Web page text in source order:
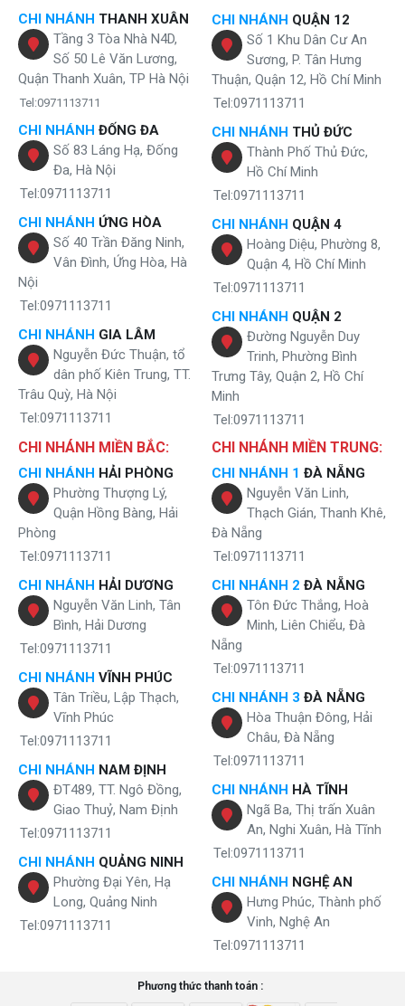
CHI NHÁNH THANH XUÂN
Tầng 3 Tòa Nhà N4D,
Số 50 Lê Văn Lương,
Quận Thanh Xuân, TP Hà Nội
Tel:0971113711
CHI NHÁNH ĐỐNG ĐA
Số 83 Láng Hạ, Đống
Đa, Hà Nội
Tel:0971113711
CHI NHÁNH ỨNG HÒA
Số 40 Trần Đăng Ninh,
Vân Đình, Ứng Hòa, Hà
Nội
Tel:0971113711
CHI NHÁNH GIA LÂM
Nguyễn Đức Thuận, tổ
dân phố Kiên Trung, TT.
Trâu Quỳ, Hà Nội
Tel:0971113711
CHI NHÁNH QUẬN 12
Số 1 Khu Dân Cư An
Sương, P. Tân Hưng
Thuận, Quận 12, Hồ Chí Minh
Tel:0971113711
CHI NHÁNH THỦ ĐỨC
Thành Phố Thủ Đức,
Hồ Chí Minh
Tel:0971113711
CHI NHÁNH QUẬN 4
Hoàng Diệu, Phường 8,
Quận 4, Hồ Chí Minh
Tel:0971113711
CHI NHÁNH QUẬN 2
Đường Nguyễn Duy
Trinh, Phường Bình
Trưng Tây, Quận 2, Hồ Chí
Minh
Tel:0971113711
CHI NHÁNH MIỀN BẮC:
CHI NHÁNH HẢI PHÒNG
Phường Thượng Lý,
Quận Hồng Bàng, Hải
Phòng
Tel:0971113711
CHI NHÁNH HẢI DƯƠNG
Nguyễn Văn Linh, Tân
Bình, Hải Dương
Tel:0971113711
CHI NHÁNH VĨNH PHÚC
Tân Triều, Lập Thạch,
Vĩnh Phúc
Tel:0971113711
CHI NHÁNH NAM ĐỊNH
ĐT489, TT. Ngô Đồng,
Giao Thuỷ, Nam Định
Tel:0971113711
CHI NHÁNH QUẢNG NINH
Phường Đại Yên, Hạ
Long, Quảng Ninh
Tel:0971113711
CHI NHÁNH MIỀN TRUNG:
CHI NHÁNH 1 ĐÀ NẴNG
Nguyễn Văn Linh,
Thạch Gián, Thanh Khê,
Đà Nẵng
Tel:0971113711
CHI NHÁNH 2 ĐÀ NẴNG
Tôn Đức Thắng, Hoà
Minh, Liên Chiểu, Đà
Nẵng
Tel:0971113711
CHI NHÁNH 3 ĐÀ NẴNG
Hòa Thuận Đông, Hải
Châu, Đà Nẵng
Tel:0971113711
CHI NHÁNH HÀ TĨNH
Ngã Ba, Thị trấn Xuân
An, Nghi Xuân, Hà Tĩnh
Tel:0971113711
CHI NHÁNH NGHỆ AN
Hưng Phúc, Thành phố
Vinh, Nghệ An
Tel:0971113711
Phương thức thanh toán :